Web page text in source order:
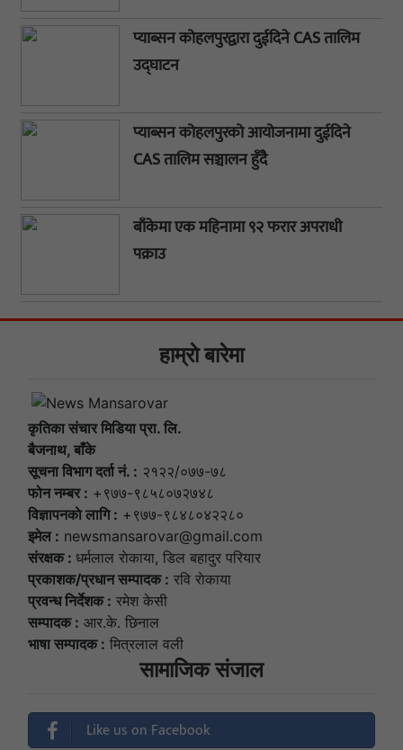
प्याब्सन कोहलपुरद्वारा दुईदिने CAS तालिम
उद्घाटन
प्याब्सन कोहलपुरको आयोजनामा दुईदिने
CAS तालिम सञ्चालन हुँदै
बाँकेमा एक महिनामा ९२ फरार अपराधी
पक्राउ
हाम्राे बारेमा
कृतिका संचार मिडिया प्रा. लि.
बैजनाथ, बाँके
सूचना विभाग दर्ता नं. : २१२२/०७७-७८
फोन नम्बर : +९७७-९८५८०७२७४८
विज्ञापनकाे लागि : +९७७-९८४८०४२२८०
इमेल : newsmansarovar@gmail.com
संरक्षक : धर्मलाल राेकाया, डिल बहादुर परियार
प्रकाशक/प्रधान सम्पादक : रवि राेकाया
प्रवन्ध निर्देशक : रमेश केसी
सम्पादक : आर.के. छिनाल
भाषा सम्पादक : मित्रलाल वली
सामाजिक संजाल
Like us on Facebook